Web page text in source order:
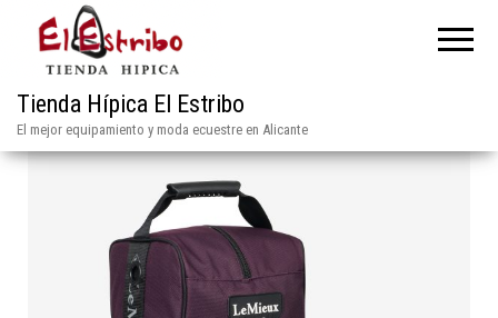
Tienda Hípica El Estribo
El mejor equipamiento y moda ecuestre en Alicante